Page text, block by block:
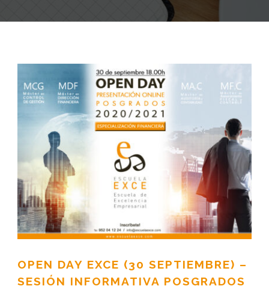
OPEN DAY EXCE (30 SEPTIEMBRE) –
SESIÓN INFORMATIVA POSGRADOS